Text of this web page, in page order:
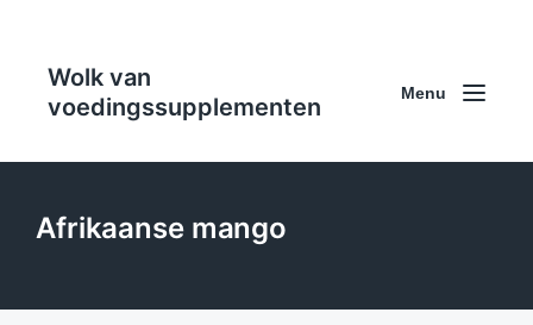
Wolk van
voedingssupplementen
Menu
Afrikaanse mango